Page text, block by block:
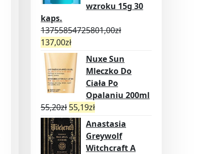
wzroku 15g 30
kaps.
13755854725801,00zł
137,00zł
Nuxe Sun
Mleczko Do
Ciała Po
Opalaniu 200ml
55,20zł 55,19zł
Anastasia
Greywolf
Witchcraft A